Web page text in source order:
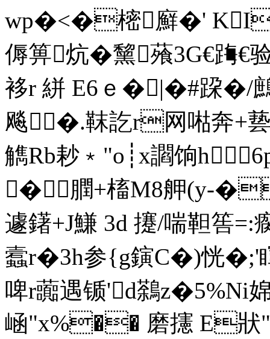
wp�<�樒廯�'
傉箅炕�黧蕵3G€踇
袳r 絣 E6ｅ�|�#跥
飚�.靺訖r网喖奔+
觹Rb耖﹡"o┊x讇饷
�膶+槒M8舺(y-
遽鐯+J鰜 3d 攓/喘靼筶
蠧r�3h参{g鏔C�)恍�;'
啤r虈遇锧'd鷋z�5%Ni
崡"x%�� 磨攇 E狀